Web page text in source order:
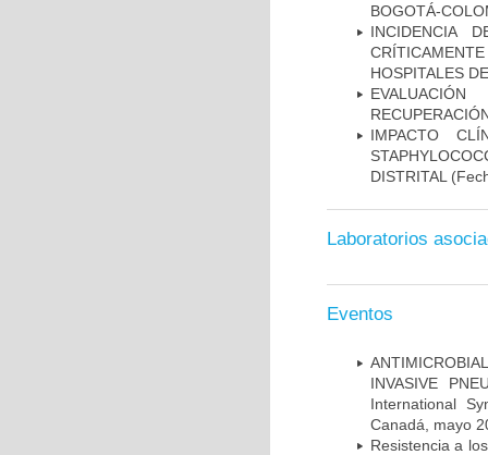
BOGOTÁ-
INCIDENCIA
HOSPITALES
IMPACTO
DISTRITAL
Laboratorios
Eventos
INVASIVE
International
Canadá, mayo
Resistencia a